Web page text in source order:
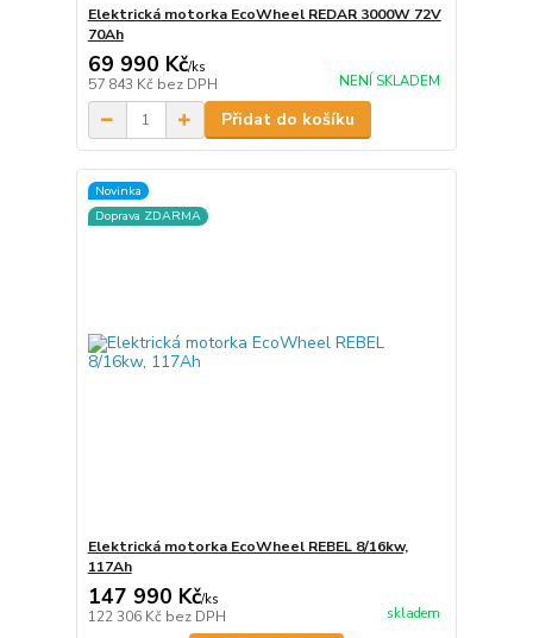
Elektrická motorka EcoWheel REDAR 3000W 72V
70Ah
69 990 Kč/ks
57 843 Kč bez DPH NENÍ SKLADEM
Přidat do košíku
Novinka
Doprava ZDARMA
Elektrická motorka EcoWheel REBEL 8/16kw,
117Ah
147 990 Kč/ks
122 306 Kč bez DPH skladem